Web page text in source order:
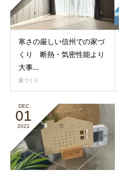
寒さの厳しい信州での家づ
くり 断熱・気密性能より
大事...
家づくり
DEC
01
2021